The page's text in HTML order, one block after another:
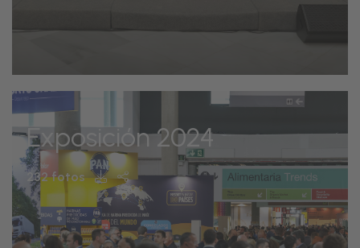
Exposición 2024
232 fotos